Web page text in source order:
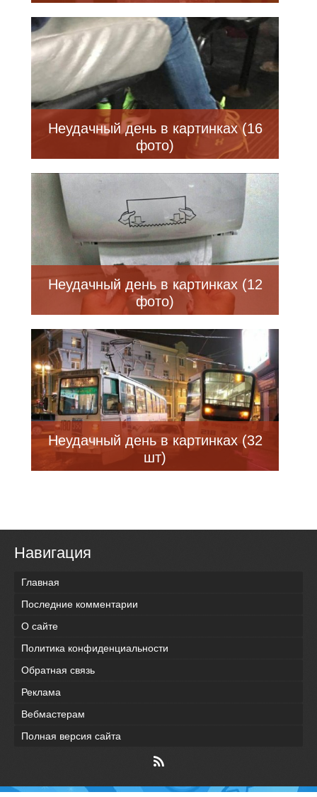
Неудачный день в картинках (16
фото)
Неудачный день в картинках (12
фото)
Неудачный день в картинках (32
шт)
Навигация
Главная
Последние комментарии
О сайте
Политика конфиденциальности
Обратная связь
Реклама
Вебмастерам
Полная версия сайта